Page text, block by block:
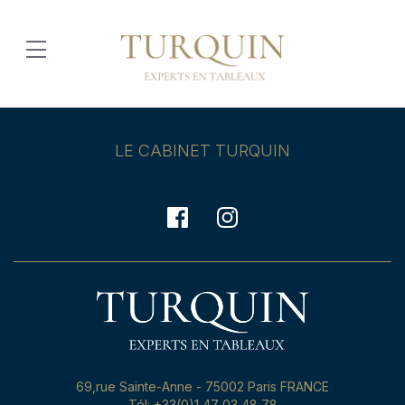
LE CABINET TURQUIN
69,rue Sainte-Anne - 75002 Paris FRANCE